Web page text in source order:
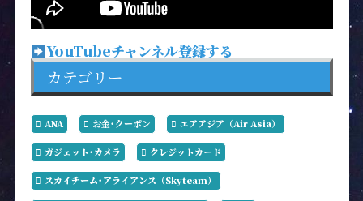
YouTubeチャンネル登録する
カテゴリー
ANA お金･クーポン エアアジア（Air Asia）
ガジェット･カメラ クレジットカード
スカイチーム･アライアンス（Skyteam）